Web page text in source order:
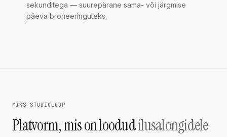
sekunditega — suurepärane sama- või järgmise
päeva broneeringuteks.
MIKS STUDIOLOOP
Platvorm, mis on loodudilusalongidele